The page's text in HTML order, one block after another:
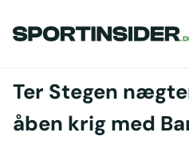
Ter Stegen
åben krig med